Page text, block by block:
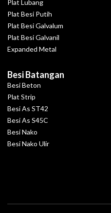
Plat Lubang
Plat Besi Putih
Plat Besi Galvalum
Plat Besi Galvanil
Expanded Metal
Besi Batangan
Besi Beton
Plat Strip
Besi As ST42
Besi As S45C
Besi Nako
Besi Nako Ulir